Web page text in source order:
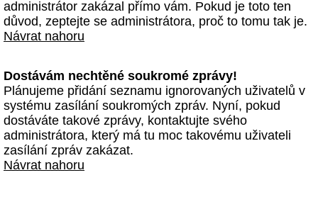
administrátor zakázal přímo vám. Pokud je toto ten
důvod, zeptejte se administrátora, proč to tomu tak je.
Návrat nahoru
Dostávám nechtěné soukromé zprávy!
Plánujeme přidání seznamu ignorovaných uživatelů v
systému zasílání soukromých zpráv. Nyní, pokud
dostáváte takové zprávy, kontaktujte svého
administrátora, který má tu moc takovému uživateli
zasílání zpráv zakázat.
Návrat nahoru